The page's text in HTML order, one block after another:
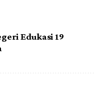
Edukasi 19